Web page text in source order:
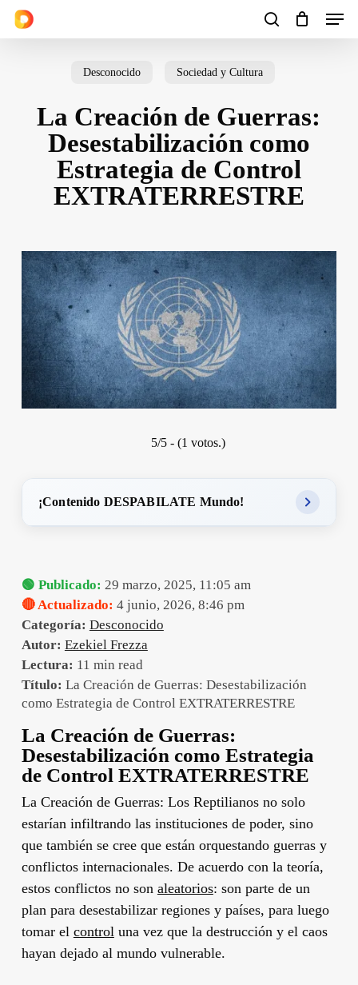
Skip
search
Menu
Cart Close
Desconocido Sociedad y Cultura
La Creación de Guerras:
Desestabilización como
Estrategia de Control
EXTRATERRESTRE
5/5 - (1 votos.)
¡Contenido DESPABILATE Mundo!
🟢 Publicado: 29 marzo, 2025, 11:05 am
🔴 Actualizado: 4 junio, 2026, 8:46 pm
Categoría: Desconocido
Autor: Ezekiel Frezza
Lectura: 11 min read
Título: La Creación de Guerras: Desestabilización
como Estrategia de Control EXTRATERRESTRE
La Creación de Guerras:
Desestabilización como Estrategia
de Control EXTRATERRESTRE
La Creación de Guerras: Los Reptilianos no solo
estarían infiltrando las instituciones de poder, sino
que también se cree que están orquestando guerras y
conflictos internacionales. De acuerdo con la teoría,
estos conflictos no son aleatorios: son parte de un
plan para desestabilizar regiones y países, para luego
tomar el control una vez que la destrucción y el caos
hayan dejado al mundo vulnerable.